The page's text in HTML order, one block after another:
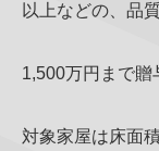
以上などの、品
1,500万円まで贈
対象家屋は床面